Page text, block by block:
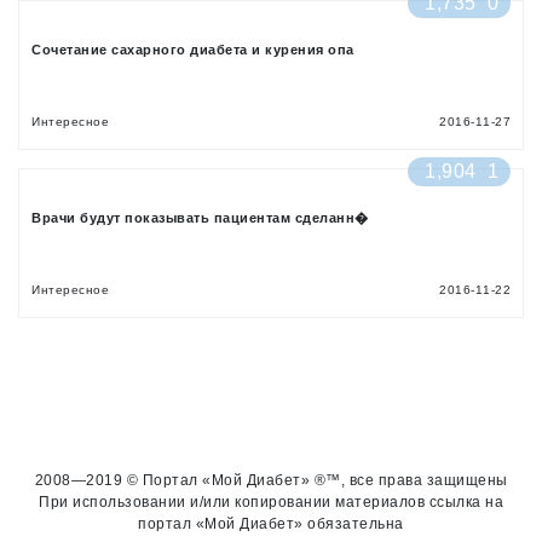
Сочетание сахарного диабета и курения опа
Интересное 2016-11-27
1,904 1
Врачи будут показывать пациентам сделанн�
Интересное 2016-11-22
2008—2019 © Портал «Мой Диабет» ®™, все права защищены
При использовании и/или копировании материалов ссылка на
портал «Мой Диабет» обязательна